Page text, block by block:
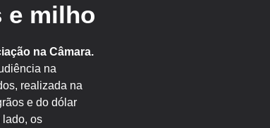
e milho
na Câmara.
na
realizada na
e do dólar
lado, os